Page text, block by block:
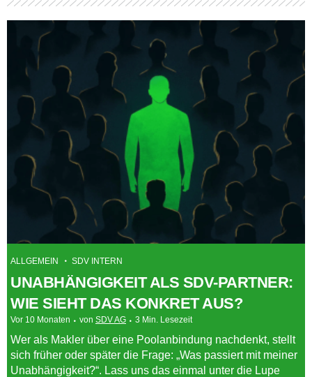
ALLGEMEIN SDV INTERN
UNABHÄNGIGKEIT ALS SDV-PARTNER:
WIE SIEHT DAS KONKRET AUS?
Vor 10 Monaten von SDV AG 3 Min. Lesezeit
Wer als Makler über eine Poolanbindung nachdenkt, stellt
sich früher oder später die Frage: „Was passiert mit meiner
Unabhängigkeit?“. Lass uns das einmal unter die Lupe